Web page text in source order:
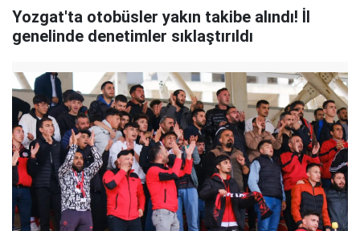
Yozgat'ta otobüsler yakın takibe alındı! İl
genelinde denetimler sıklaştırıldı